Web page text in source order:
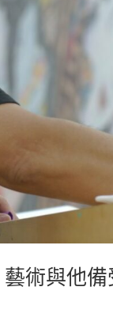
術與他